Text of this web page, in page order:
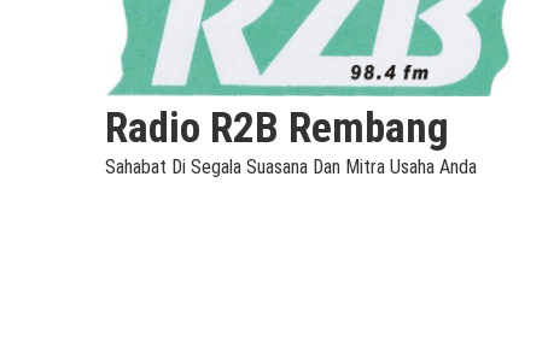
Radio R2B Rembang
Sahabat Di Segala Suasana Dan Mitra Usaha Anda